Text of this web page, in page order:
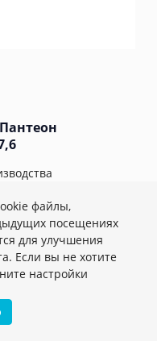
файлы,
посещениях
для улучшения
Если вы не хотите
настройки